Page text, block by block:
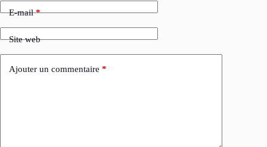
E-mail*
Site web
Ajouter un commentaire *